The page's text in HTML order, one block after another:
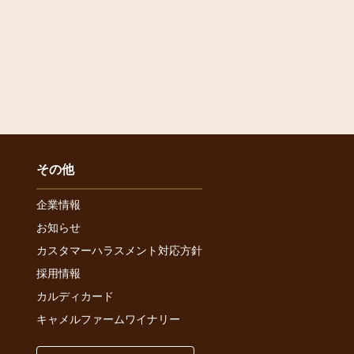
その他
企業情報
お知らせ
カスタマーハラスメント対応方針
採用情報
カルディカード
キャメルファームワイナリー